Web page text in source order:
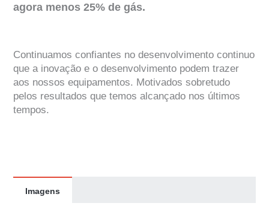
agora menos 25% de gás.
Continuamos confiantes no desenvolvimento continuo
que a inovação e o desenvolvimento podem trazer
aos nossos equipamentos. Motivados sobretudo
pelos resultados que temos alcançado nos últimos
tempos.
Imagens